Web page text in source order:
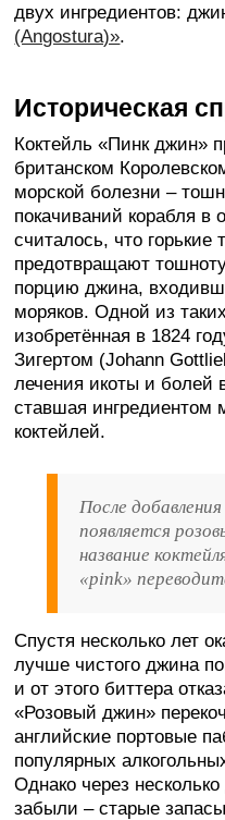
двух ингредиентов:
(Angostura)».
Историческая
Коктейль «Пинк джин»
британском
морской болезни –
покачиваний корабля в
считалось, что горькие
предотвращают
порцию джина,
моряков. Одной из
изобретённая в 1824
Зигертом (Johann
лечения икоты и болей
ставшая ингредиентом
коктейлей.
После
появляется
название
«pink»
Спустя несколько лет
лучше чистого джина
и от этого биттера
«Розовый джин»
английские портовые
популярных
Однако через
забыли – старые